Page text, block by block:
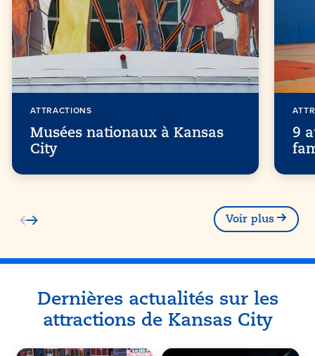
ATTRACTIONS
Musées nationaux à Kansas
City
9
Voir plus
Dernières actualités sur les
attractions de Kansas City